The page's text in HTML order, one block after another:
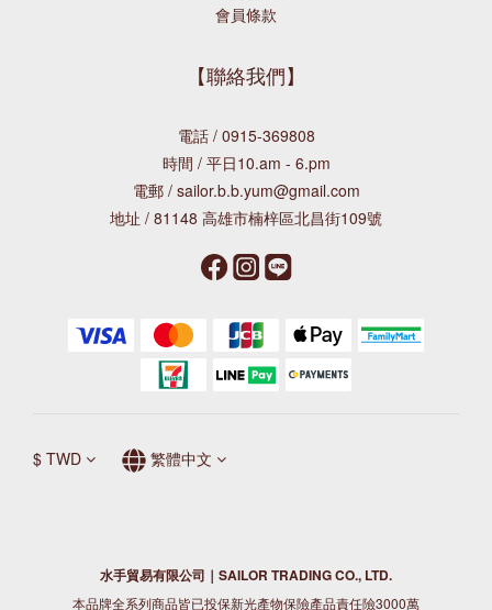
會員條款
【聯絡我們】
電話 / 0915-369808
時間 / 平日10.am - 6.pm
電郵 / sailor.b.b.yum@gmail.com
地址 / 81148 高雄市楠梓區北昌街109號
$ TWD 繁體中文
水手貿易有限公司｜SAILOR TRADING CO., LTD.
本品牌全系列商品皆已投保新光產物保險產品責任險3000萬